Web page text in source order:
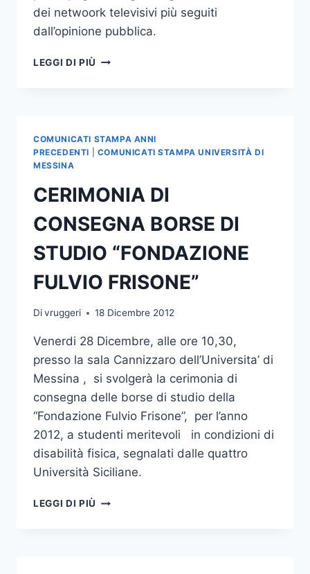
dei netwoork televisivi più seguiti
dall’opinione pubblica.
LEGGI DI PIÙ LUCIO
LA
CRISI
”
COMUNICATI STAMPA ANNI
PRECEDENTI
COMUNICATI STAMPA UNIVERSITÀ DI
MESSINA
CERIMONIA DI
CONSEGNA BORSE DI
STUDIO “FONDAZIONE
FULVIO FRISONE”
Divruggeri 18 Dicembre 2012
Venerdi 28 Dicembre, alle ore 10,30,
presso la sala Cannizzaro dell’Universita’ di
Messina , si svolgerà la cerimonia di
consegna delle borse di studio della
“Fondazione Fulvio Frisone”, per l’anno
2012, a studenti meritevoli in condizioni di
disabilità fisica, segnalati dalle quattro
Università Siciliane.
LEGGI DI PIÙ CERIMONIA